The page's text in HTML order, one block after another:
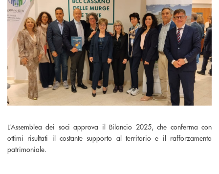
L’Assemblea dei soci approva il Bilancio 2025, che conferma con
ottimi risultati il costante supporto al territorio e il rafforzamento
patrimoniale.